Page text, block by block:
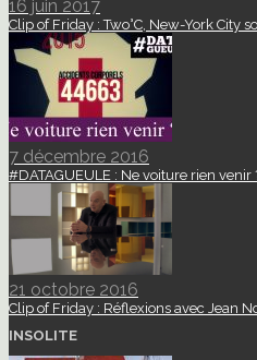
16 juin 2017
Clip of Friday : Two°C, New-York City
7 décembre 2016
#DATAGUEULE : Ne voiture rien venir
21 octobre 2016
Clip of Friday : Réflexions avec Jean
INSOLITE